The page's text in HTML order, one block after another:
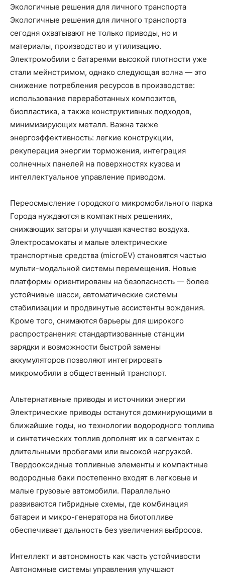
Экологичные решения для личного транспорта
Экологичные решения для личного транспорта
сегодня охватывают не только приводы, но и
материалы, производство и утилизацию.
Электромобили с батареями высокой плотности уже
стали мейнстримом, однако следующая волна — это
снижение потребления ресурсов в производстве:
использование переработанных композитов,
биопластика, а также конструктивных подходов,
минимизирующих металл. Важна также
энергоэффективность: легкие конструкции,
рекуперация энергии торможения, интеграция
солнечных панелей на поверхностях кузова и
интеллектуальное управление приводом.
Переосмысление городского микромобильного парка
Города нуждаются в компактных решениях,
снижающих заторы и улучшая качество воздуха.
Электросамокаты и малые электрические
транспортные средства (microEV) становятся частью
мульти-модальной системы перемещения. Новые
платформы ориентированы на безопасность — более
устойчивые шасси, автоматические системы
стабилизации и продвинутые ассистенты вождения.
Кроме того, снимаются барьеры для широкого
распространения: стандартизованные станции
зарядки и возможности быстрой замены
аккумуляторов позволяют интегрировать
микромобили в общественный транспорт.
Альтернативные приводы и источники энергии
Электрические приводы останутся доминирующими в
ближайшие годы, но технологии водородного топлива
и синтетических топлив дополнят их в сегментах с
длительными пробегами или высокой нагрузкой.
Твердооксидные топливные элементы и компактные
водородные баки постепенно входят в легковые и
малые грузовые автомобили. Параллельно
развиваются гибридные схемы, где комбинация
батареи и микро-генератора на биотопливе
обеспечивает дальность без увеличения выбросов.
Интеллект и автономность как часть устойчивости
Автономные системы управления улучшают